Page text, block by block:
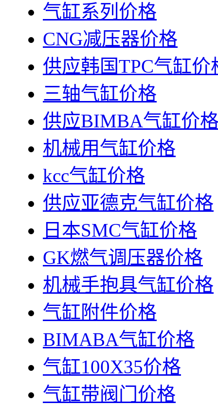
气缸系列价格
CNG减压器价格
供应韩国TPC气缸价
三轴气缸价格
供应BIMBA气缸价
机械用气缸价格
kcc气缸价格
供应亚德克气缸价格
日本SMC气缸价格
GK燃气调压器价格
机械手抱具气缸价格
气缸附件价格
BIMABA气缸价格
气缸100X35价格
气缸带阀门价格